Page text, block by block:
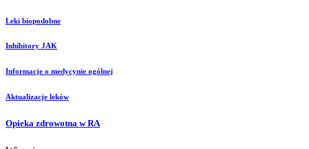
Leki biopodobne
Inhibitory JAK
Informacje o medycynie ogólnej
Aktualizacje leków
Opieka zdrowotna w RA